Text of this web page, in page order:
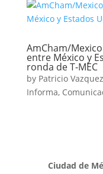
AmCham/
entre México y
ronda de T-MEC
by Patricio Vazquez
Informa,
Ciudad de